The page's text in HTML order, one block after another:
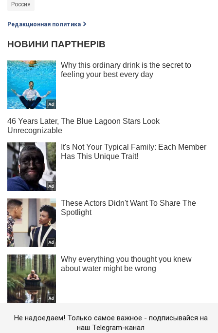
Россия
Редакционная политика
Не надоедаем! Только самое важное - подписывайся на
наш Telegram-канал